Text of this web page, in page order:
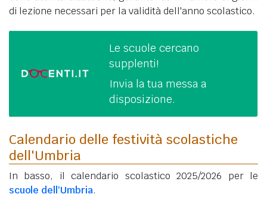
di lezione necessari per la validità dell'anno scolastico.
Le scuole cercano
supplenti!
Invia la tua messa a
disposizione.
Calendario delle festività scolastiche
dell'Umbria
In basso, il calendario scolastico 2025/2026 per le
scuole dell'Umbria.